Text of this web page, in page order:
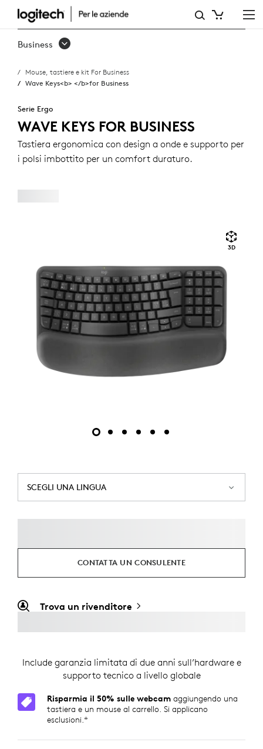
WAVE
KEYS<B>
BUSINESS
Business
Mouse, tastiere e kit For Business
Wave Keys<b> </b>for Business
Serie Ergo
WAVE KEYS FOR BUSINESS
Tastiera ergonomica con design a onde e supporto per
i polsi imbottito per un comfort duraturo.
3D
SCEGLI UNA LINGUA
CONTATTA UN CONSULENTE
Trova un rivenditore
Include garanzia limitata di due anni sull’hardware e
supporto tecnico a livello globale
Risparmia il 50% sulle webcam aggiungendo una
tastiera e un mouse al carrello. Si applicano
esclusioni.*